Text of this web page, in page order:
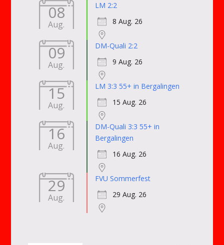
08
Aug.
LM 2:2
8 Aug. 26
09
Aug.
DM-Quali 2:2
9 Aug. 26
15
Aug.
LM 3:3 55+ in Bergalingen
15 Aug. 26
16
Aug.
DM-Quali 3:3 55+ in
Bergalingen
16 Aug. 26
29
Aug.
FVU Sommerfest
29 Aug. 26